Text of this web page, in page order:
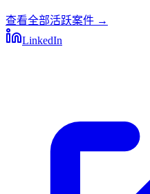
查看全部活跃案件 →
LinkedIn